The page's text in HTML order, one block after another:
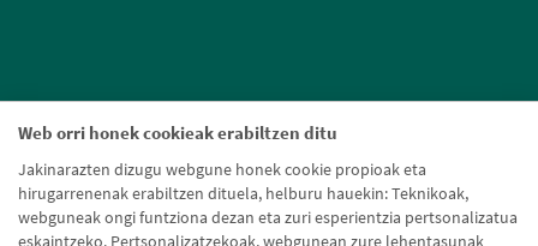
Web orri honek cookieak erabiltzen ditu
Jakinarazten dizugu webgune honek cookie propioak eta
hirugarrenenak erabiltzen dituela, helburu hauekin: Teknikoak,
webguneak ongi funtziona dezan eta zuri esperientzia pertsonalizatua
eskaintzeko. Pertsonalizatzekoak, webgunean zure lehentasunak